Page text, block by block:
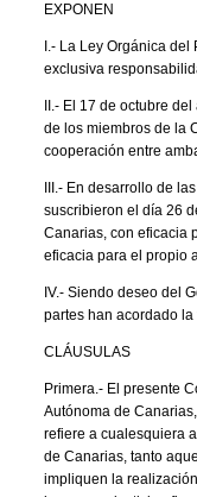
EXPONEN
I.- La Ley Orgánica
exclusiva
II.- El 17 de octubre
de los miembros de la
cooperación entre
III.- En desarrollo de
suscribieron el día 26
Canarias, con eficacia
eficacia para el propio
IV.- Siendo deseo del
partes han acordado
CLÁUSULAS
Primera.- El presente
Autónoma de
refiere a cualesquiera
de Canarias, tanto
impliquen la